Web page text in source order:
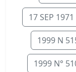
17 SEP 1971
1999 N
1999 N°